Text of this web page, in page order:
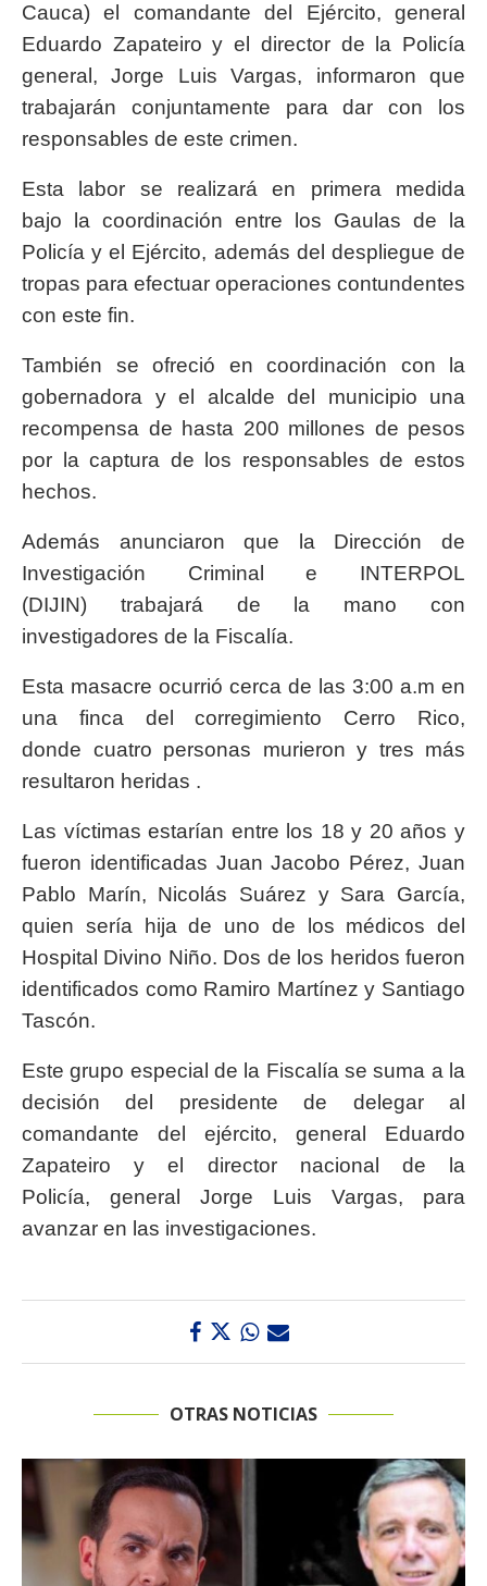
Cauca) el comandante del Ejército, general
Eduardo Zapateiro y el director de la Policía
general, Jorge Luis Vargas, informaron que
trabajarán conjuntamente para dar con los
responsables de este crimen.
Esta labor se realizará en primera medida
bajo la coordinación entre los Gaulas de la
Policía y el Ejército, además del despliegue de
tropas para efectuar operaciones contundentes
con este fin.
También se ofreció en coordinación con la
gobernadora y el alcalde del municipio una
recompensa de hasta 200 millones de pesos
por la captura de los responsables de estos
hechos.
Además anunciaron que la Dirección de
Investigación Criminal e INTERPOL
(DIJIN) trabajará de la mano con
investigadores de la Fiscalía.
Esta masacre ocurrió cerca de las 3:00 a.m en
una finca del corregimiento Cerro Rico,
donde cuatro personas murieron y tres más
resultaron heridas .
Las víctimas estarían entre los 18 y 20 años y
fueron identificadas Juan Jacobo Pérez, Juan
Pablo Marín, Nicolás Suárez y Sara García,
quien sería hija de uno de los médicos del
Hospital Divino Niño. Dos de los heridos fueron
identificados como Ramiro Martínez y Santiago
Tascón.
Este grupo especial de la Fiscalía se suma a la
decisión del presidente de delegar al
comandante del ejército, general Eduardo
Zapateiro y el director nacional de la
Policía, general Jorge Luis Vargas, para
avanzar en las investigaciones.
OTRAS NOTICIAS